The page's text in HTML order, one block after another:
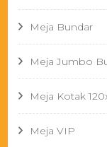
Meja Bundar
Meja Jumbo
Meja Kotak
Meja VIP